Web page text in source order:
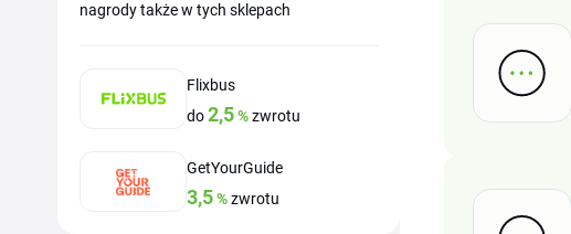
nagrody także w tych sklepach
Flixbus
do2,5%zwrotu
GetYourGuide
3,5%zwrotu